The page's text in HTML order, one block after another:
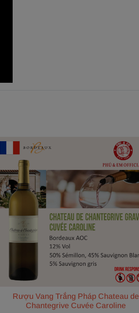
Rượu Vang Trắng Pháp Chateau de
Chantegrive Cuvée Caroline